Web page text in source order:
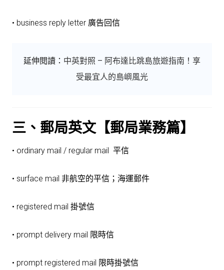
• business reply letter 廣告回信
延伸閱讀： 中英對照 – 阿布達比跳島旅遊指南！享
受最宜人的島嶼風光
三、郵局英文【郵局業務篇】
• ordinary mail / regular mail 平信
• surface mail 非航空的平信；海運郵件
• registered mail 掛號信
• prompt delivery mail 限時信
• prompt registered mail 限時掛號信